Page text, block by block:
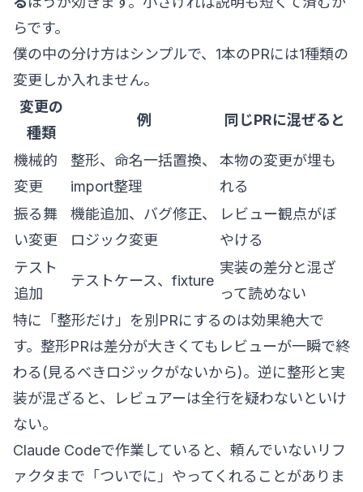
らです。
僕の中の分け方はシンプルで、1本のPRには1種類の
変更しか入れません。
変更の
種類
例 同じPRに混ぜると
機械的
変更
整形、命名一括置換、
import整理
本物の変更が埋も
れる
振る舞
い変更
機能追加、バグ修正、
ロジック変更
レビュー観点がぼ
やける
テスト
追加
テストケース、fixture
実装の差分と混ざ
って読めない
特に「整形だけ」を別PRにするのは効果絶大で
す。整形PRは差分が大きくてもレビューが一瞬で終
わる(見るべきロジックがないから)。逆に整形と実
装が混ざると、レビュアーは全行を疑わないといけ
ない。
Claude Codeで作業していると、頼んでいないリフ
ァクタまで「ついでに」やってくれることがありま